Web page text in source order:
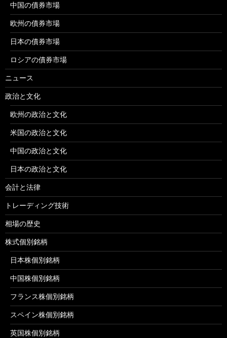
中国の債券市場
欧州の債券市場
日本の債券市場
ロシアの債券市場
ニュース
政治と文化
欧州の政治と文化
米国の政治と文化
中国の政治と文化
日本の政治と文化
会計と法律
トレーディング技術
相場の歴史
株式個別銘柄
日本株個別銘柄
中国株個別銘柄
フランス株個別銘柄
スペイン株個別銘柄
英国株個別銘柄